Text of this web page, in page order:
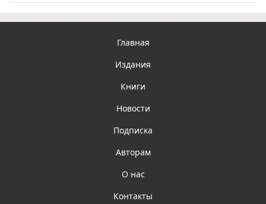
Главная
Издания
Книги
Новости
Подписка
Авторам
О нас
Контакты